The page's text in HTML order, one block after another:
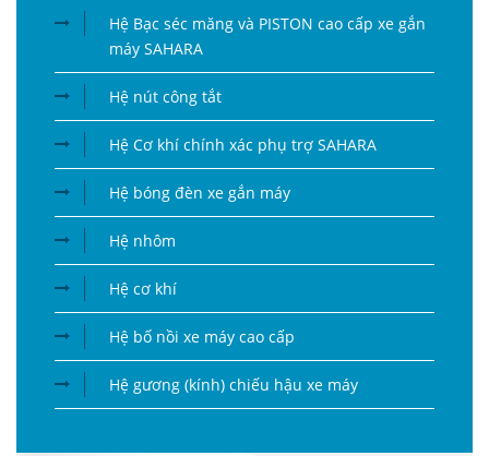
Hệ Bạc séc măng và PISTON cao cấp xe gắn
máy SAHARA
Hệ nút công tắt
Hệ Cơ khí chính xác phụ trợ SAHARA
Hệ bóng đèn xe gắn máy
Hệ nhôm
Hệ cơ khí
Hệ bố nồi xe máy cao cấp
Hệ gương (kính) chiếu hậu xe máy